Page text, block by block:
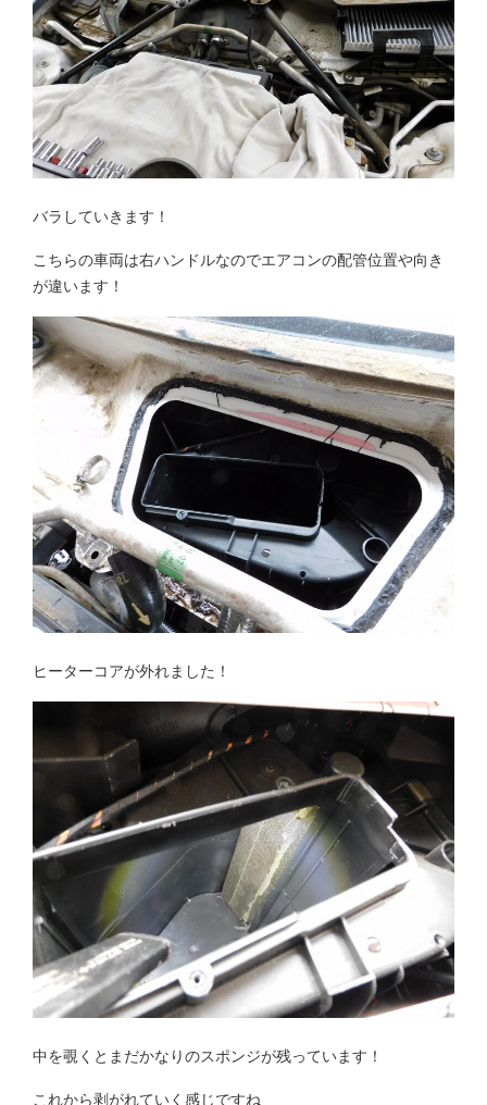
バラしていきます！
こちらの車両は右ハンドルなのでエアコンの配管位置や向き
が違います！
ヒーターコアが外れました！
中を覗くとまだかなりのスポンジが残っています！
これから剥がれていく感じですね